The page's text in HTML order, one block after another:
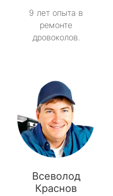
9 лет опыта в
ремонте
дровоколов.
Всеволод
Краснов